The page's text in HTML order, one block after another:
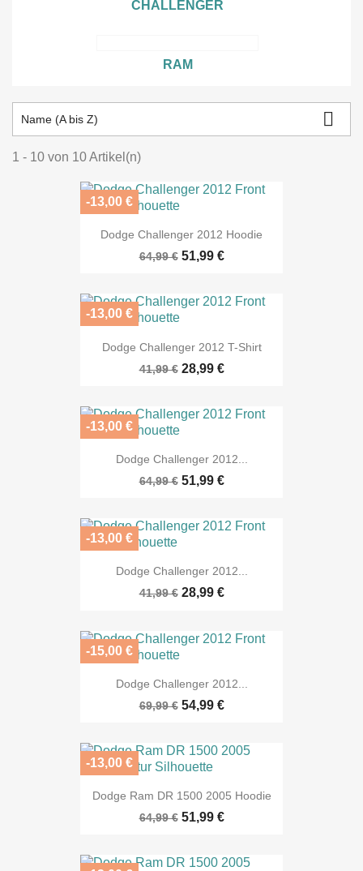
CHALLENGER
RAM
Name (A bis Z) 
1 - 10 von 10 Artikel(n)
Dodge Challenger 2012 Hoodie
64,99 € 51,99 €
-13,00 €
Dodge Challenger 2012 T-Shirt
41,99 € 28,99 €
-13,00 €
Dodge Challenger 2012...
64,99 € 51,99 €
-13,00 €
Dodge Challenger 2012...
41,99 € 28,99 €
-13,00 €
Dodge Challenger 2012...
69,99 € 54,99 €
-15,00 €
Dodge Ram DR 1500 2005 Hoodie
64,99 € 51,99 €
-13,00 €